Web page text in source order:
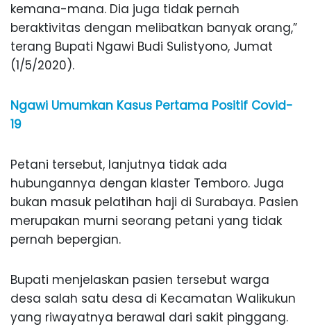
kemana-mana. Dia juga tidak pernah
beraktivitas dengan melibatkan banyak orang,”
terang Bupati Ngawi Budi Sulistyono, Jumat
(1/5/2020).
Ngawi Umumkan Kasus Pertama Positif Covid-
19
Petani tersebut, lanjutnya tidak ada
hubungannya dengan klaster Temboro. Juga
bukan masuk pelatihan haji di Surabaya. Pasien
merupakan murni seorang petani yang tidak
pernah bepergian.
Bupati menjelaskan pasien tersebut warga
desa salah satu desa di Kecamatan Walikukun
yang riwayatnya berawal dari sakit pinggang.